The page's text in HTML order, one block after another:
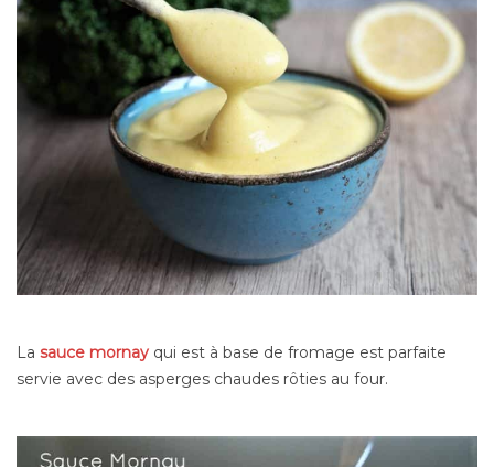
La sauce mornay qui est à base de fromage est parfaite
servie avec des asperges chaudes rôties au four.